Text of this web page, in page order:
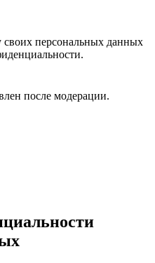
своих персональных данных
.
после модерации.